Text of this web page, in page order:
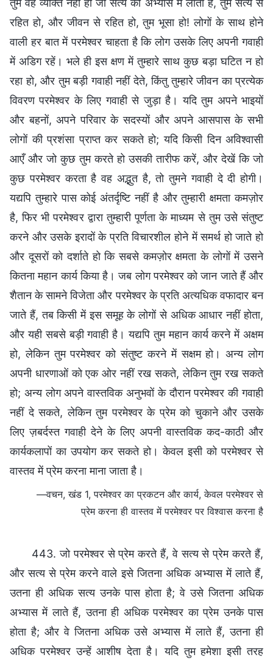
रहित हो, और जीवन से रहित हो, तुम भूसा हो! लोगों के साथ होने
वाली हर बात में परमेश्वर चाहता है कि लोग उसके लिए अपनी गवाही
में अडिग रहें। भले ही इस क्षण में तुम्हारे साथ कुछ बड़ा घटित न हो
रहा हो, और तुम बड़ी गवाही नहीं देते, किंतु तुम्हारे जीवन का प्रत्येक
विवरण परमेश्वर के लिए गवाही से जुड़ा है। यदि तुम अपने भाइयों
और बहनों, अपने परिवार के सदस्यों और अपने आसपास के सभी
लोगों की प्रशंसा प्राप्त कर सकते हो; यदि किसी दिन अविश्वासी
आएँ और जो कुछ तुम करते हो उसकी तारीफ करें, और देखें कि जो
कुछ परमेश्वर करता है वह अद्भुत है, तो तुमने गवाही दे दी होगी।
यद्यपि तुम्हारे पास कोई अंतर्दृष्टि नहीं है और तुम्हारी क्षमता कमज़ोर
है, फिर भी परमेश्वर द्वारा तुम्हारी पूर्णता के माध्यम से तुम उसे संतुष्ट
करने और उसके इरादों के प्रति विचारशील होने में समर्थ हो जाते हो
और दूसरों को दर्शाते हो कि सबसे कमज़ोर क्षमता के लोगों में उसने
कितना महान कार्य किया है। जब लोग परमेश्वर को जान जाते हैं और
शैतान के सामने विजेता और परमेश्वर के प्रति अत्यधिक वफादार बन
जाते हैं, तब किसी में इस समूह के लोगों से अधिक आधार नहीं होता,
और यही सबसे बड़ी गवाही है। यद्यपि तुम महान कार्य करने में अक्षम
हो, लेकिन तुम परमेश्वर को संतुष्ट करने में सक्षम हो। अन्य लोग
अपनी धारणाओं को एक ओर नहीं रख सकते, लेकिन तुम रख सकते
हो; अन्य लोग अपने वास्तविक अनुभवों के दौरान परमेश्वर की गवाही
नहीं दे सकते, लेकिन तुम परमेश्वर के प्रेम को चुकाने और उसके
लिए ज़बर्दस्त गवाही देने के लिए अपनी वास्तविक कद-काठी और
कार्यकलापों का उपयोग कर सकते हो। केवल इसी को परमेश्वर से
वास्तव में प्रेम करना माना जाता है।
—वचन, खंड 1, परमेश्वर का प्रकटन और कार्य, केवल परमेश्वर से
प्रेम करना ही वास्तव में परमेश्वर पर विश्वास करना है
443. जो परमेश्वर से प्रेम करते हैं, वे सत्य से प्रेम करते हैं,
और सत्य से प्रेम करने वाले इसे जितना अधिक अभ्यास में लाते हैं,
उतना ही अधिक सत्य उनके पास होता है; वे उसे जितना अधिक
अभ्यास में लाते हैं, उतना ही अधिक परमेश्वर का प्रेम उनके पास
होता है; और वे जितना अधिक उसे अभ्यास में लाते हैं, उतना ही
अधिक परमेश्वर उन्हें आशीष देता है। यदि तुम हमेशा इसी तरह